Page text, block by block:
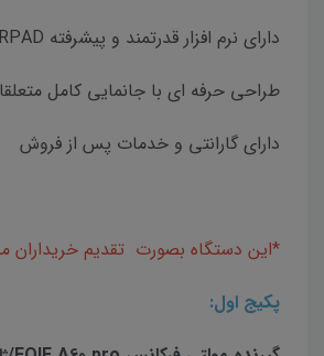
دارای نرم افزار قدرتمند و پیشرفته SURPAD برای اندروید
طراحی حرفه ای با جانمایی کامل
دارای گارانتی و خدمات پس از فروش
*این دستگاه بصورت تقدیم خریداران
پکیج اول: